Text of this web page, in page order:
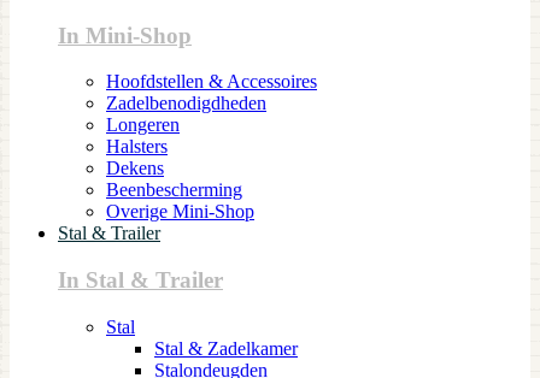
In Mini-Shop
Hoofdstellen & Accessoires
Zadelbenodigdheden
Longeren
Halsters
Dekens
Beenbescherming
Overige Mini-Shop
Stal & Trailer
In Stal & Trailer
Stal
Stal & Zadelkamer
Stalondeugden